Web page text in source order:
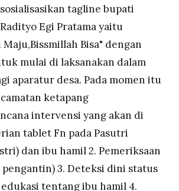
tagline bupati
Egi Pratama yaitu
Bisa" dengan
mulai di laksanakan dalam
aparatur desa. Pada momen itu
ketapang
intervensi yang akan di
tablet Fn pada Pasutri
dan ibu hamil 2. Pemeriksaan
pengantin) 3. Deteksi dini status
tentang ibu hamil 4.